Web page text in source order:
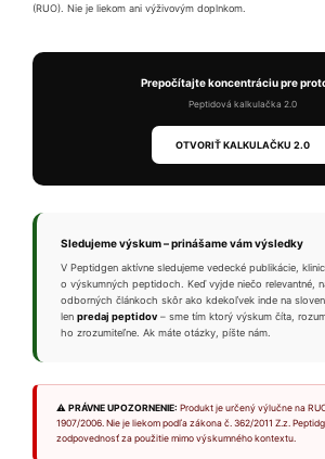
(RUO). Nie je liekom ani výživovým doplnkom.
Prepočítajte koncentráciu pre
Peptidová kalkulačka 2.0
OTVORIŤ KALKULAČKU 2.0
Sledujeme výskum – prinášame vám výsledky
V Peptidgen aktívne sledujeme vedecké publikácie,
o výskumných peptidoch. Keď vyjde niečo relevantné,
odborných článkoch skôr ako kdekoľvek inde na
len predaj peptidov – sme tím ktorý výskum číta,
ho zrozumiteľne. Ak máte otázky, píšte nám.
⚠ PRÁVNE UPOZORNENIE: Produkt je určený výlučne na
1907/2006. Nie je liekom podľa zákona č. 362/2011 Z.z.
zodpovednosť za použitie mimo výskumného kontextu.